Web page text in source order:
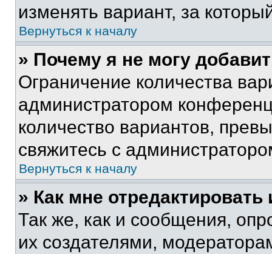
изменять вариант, за
Вернуться к началу
» Почему я не могу
Ограничение количества
администратором
количество вариантов,
свяжитесь с
Вернуться к началу
» Как мне
Так же, как и сообщения,
их создателями,